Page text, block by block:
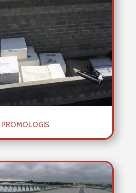
PROMOLOGIS